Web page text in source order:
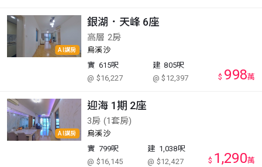
AI講房
銀湖．天峰 6座
高層 2房
烏溪沙
實 615呎
@ $16,227
建 805呎
@ $12,397
$ 998萬
AI講房
迎海 1期 2座
3房 (1套房)
烏溪沙
實 799呎
@ $16,145
建 1,038呎
@ $12,427
$ 1,290萬